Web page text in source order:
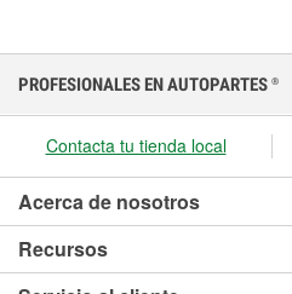
PROFESIONALES EN AUTOPARTES ®
Contacta tu tienda local
Acerca de nosotros
Recursos